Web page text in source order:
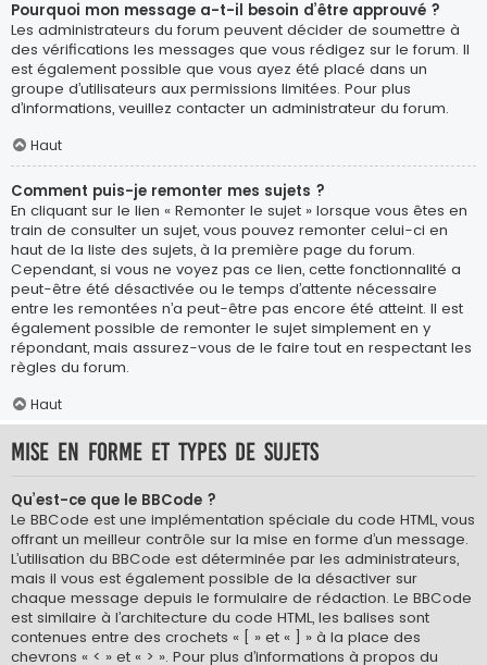
Pourquoi mon message a-t-il besoin d’être approuvé ?
Les administrateurs du forum peuvent décider de soumettre à
des vérifications les messages que vous rédigez sur le forum. Il
est également possible que vous ayez été placé dans un
groupe d’utilisateurs aux permissions limitées. Pour plus
d’informations, veuillez contacter un administrateur du forum.
Haut
Comment puis-je remonter mes sujets ?
En cliquant sur le lien « Remonter le sujet » lorsque vous êtes en
train de consulter un sujet, vous pouvez remonter celui-ci en
haut de la liste des sujets, à la première page du forum.
Cependant, si vous ne voyez pas ce lien, cette fonctionnalité a
peut-être été désactivée ou le temps d’attente nécessaire
entre les remontées n’a peut-être pas encore été atteint. Il est
également possible de remonter le sujet simplement en y
répondant, mais assurez-vous de le faire tout en respectant les
règles du forum.
Haut
Mise en forme et types de sujets
Qu’est-ce que le BBCode ?
Le BBCode est une implémentation spéciale du code HTML, vous
offrant un meilleur contrôle sur la mise en forme d’un message.
L’utilisation du BBCode est déterminée par les administrateurs,
mais il vous est également possible de la désactiver sur
chaque message depuis le formulaire de rédaction. Le BBCode
est similaire à l’architecture du code HTML, les balises sont
contenues entre des crochets « [ » et « ] » à la place des
chevrons « < » et « > ». Pour plus d’informations à propos du